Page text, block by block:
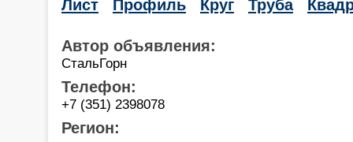
Лист
Профиль Круг Труба
Автор объявления:
СтальГорн
Телефон:
+7 (351) 2398078
Регион: